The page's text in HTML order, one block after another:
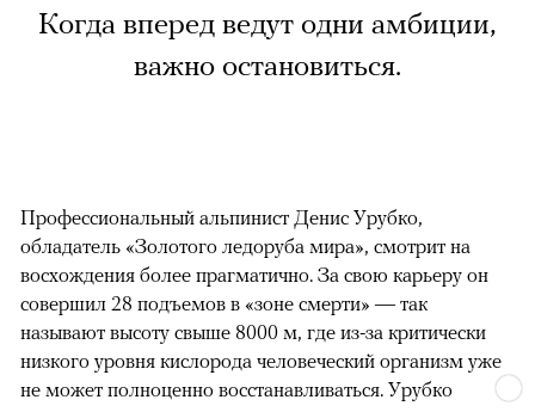
Когда вперед ведут одни амбиции,
важно остановиться.
Профессиональный альпинист Денис Урубко,
обладатель «Золотого ледоруба мира», смотрит на
восхождения более прагматично. За свою карьеру он
совершил 28 подъемов в «зоне смерти» — так
называют высоту свыше 8000 м, где из-за критически
низкого уровня кислорода человеческий организм уже
не может полноценно восстанавливаться. Урубко